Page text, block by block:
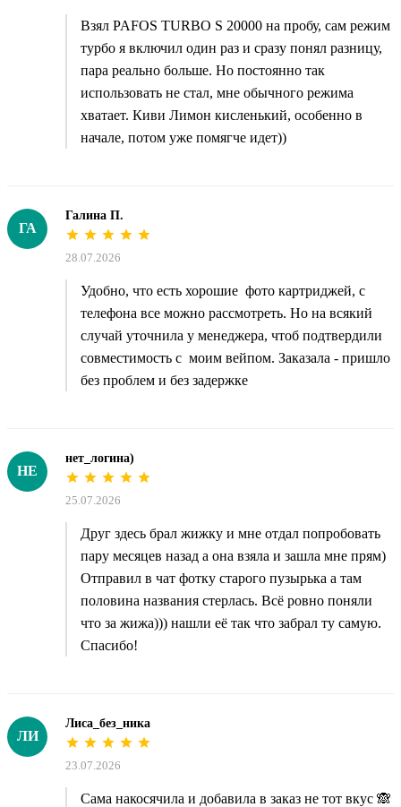
Взял PAFOS TURBO S 20000 на пробу, сам режим
турбо я включил один раз и сразу понял разницу,
пара реально больше. Но постоянно так
использовать не стал, мне обычного режима
хватает. Киви Лимон кисленький, особенно в
начале, потом уже помягче идет))
ГА
Галина П.
28.07.2026
Удобно, что есть хорошие фото картриджей, с
телефона все можно рассмотреть. Но на всякий
случай уточнила у менеджера, чтоб подтвердили
совместимость с моим вейпом. Заказала - пришло
без проблем и без задержке
НЕ
нет_логина)
25.07.2026
Друг здесь брал жижку и мне отдал попробовать
пару месяцев назад а она взяла и зашла мне прям)
Отправил в чат фотку старого пузырька а там
половина названия стерлась. Всё ровно поняли
что за жижа))) нашли её так что забрал ту самую.
Спасибо!
ЛИ
Лиса_без_ника
23.07.2026
Сама накосячила и добавила в заказ не тот вкус 🙈